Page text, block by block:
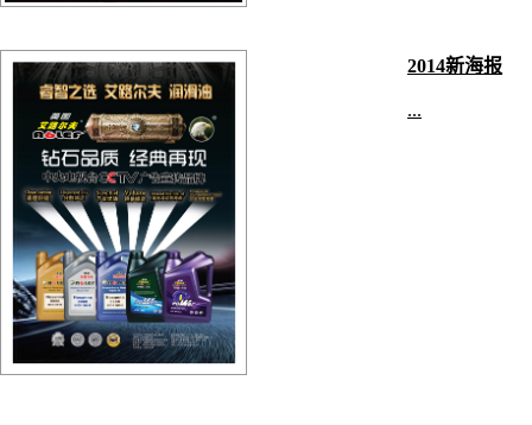
2014新海报
...